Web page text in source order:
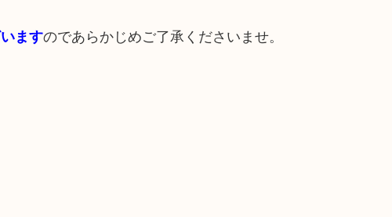
ますのであらかじめご了承くださいませ。